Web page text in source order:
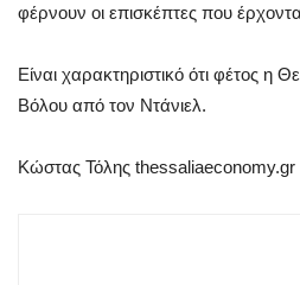
φέρνουν οι επισκέπτες που
Είναι χαρακτηριστικό ότι φέτος
Βόλου από τον Ντάνιελ.
Κώστας Τόλης thessaliaeconomy.gr